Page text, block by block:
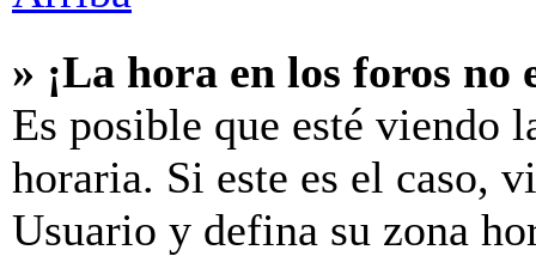
» ¡La hora en los foros no
Es posible que esté viendo
horaria. Si este es el caso,
Usuario y defina su zona